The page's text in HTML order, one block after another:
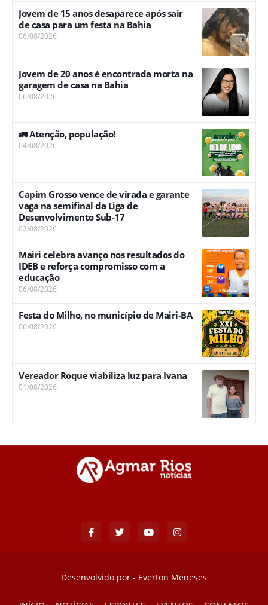
Jovem de 15 anos desaparece após sair
de casa para um festa na Bahia
06/08/2026
Jovem de 20 anos é encontrada morta na
garagem de casa na Bahia
06/08/2026
🚛 Atenção, população!
04/08/2026
Capim Grosso vence de virada e garante
vaga na semifinal da Liga de
Desenvolvimento Sub-17
02/08/2026
Mairi celebra avanço nos resultados do
IDEB e reforça compromisso com a
educação
06/08/2026
Festa do Milho, no município de Mairi-BA
06/08/2026
Vereador Roque viabiliza luz para Ivana
01/08/2026
Desenvolvido por - Everton Meneses